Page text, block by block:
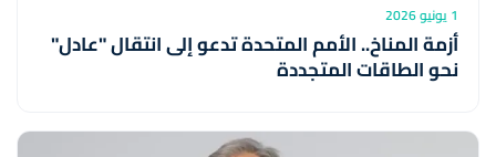
1 يونيو 2026
أزمة المناخ.. الأمم المتحدة تدعو إلى انتقال "عادل"
نحو الطاقات المتجددة